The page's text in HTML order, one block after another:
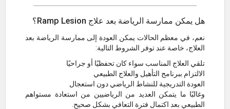
هل يمكن ممارسة الرياضة بعد علاج Ramp Lesion؟
نعم، في معظم الحالات يمكن العودة إلى ممارسة الرياضة بعد
العلاج، خاصة عند توفر الشروط التالية:
تلقي العلاج المناسب سواء كان تحفظيًا أو جراحيًا
الالتزام ببرنامج التأهيل والعلاج الطبيعي
العودة التدريجية للنشاط الرياضي دون استعجال
وغالبًا ما يتمكن العديد من الرياضيين من استعادة مستواهم
الطبيعي بعد اكتمال فترة التعافي بشكل صحيح.